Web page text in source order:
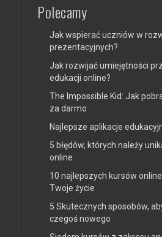
Polecamy
Jak wspierać uczniów w
prezentacyjnych?
Jak rozwijać umiejętności
edukacji online?
The Impossible Kid: Jak
za darmo
Najlepsze aplikacje
5 błędów, których należy
online
10 najlepszych kursów
Twoje życie
5 Skutecznych sposobów,
czegoś nowego